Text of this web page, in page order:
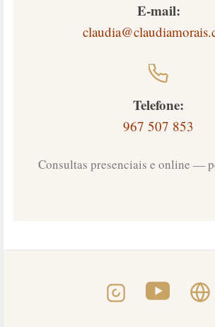
E-mail:
Telefone:
967 507 853
Consultas presenciais e online —